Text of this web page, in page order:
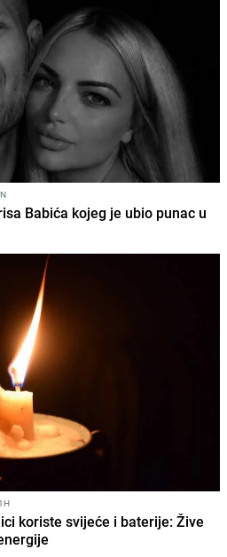
Babića kojeg je ubio punac u
koriste svijeće i baterije: Žive